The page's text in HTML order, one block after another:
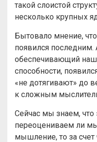
такой слоистой
несколько крупных
Бытовало мнение,
появился последним.
обеспечивающий
способности,
«не дотягивают» до
к сложным
Сейчас мы знаем, что
переоцениваем ли
мышление, то за